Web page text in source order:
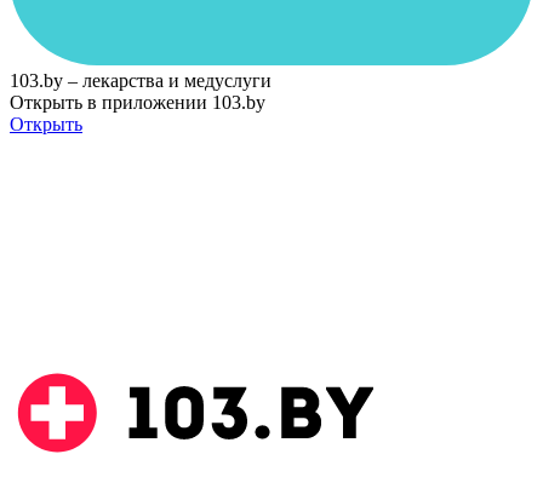
103.by – лекарства и медуслуги
Открыть в приложении 103.by
Открыть